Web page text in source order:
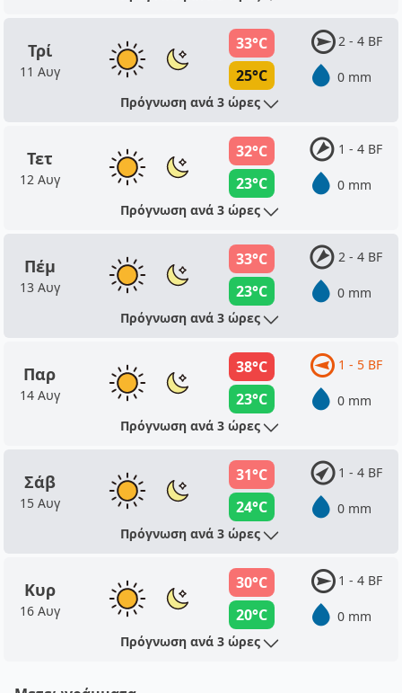
Τρί
11 Αυγ
33°C
25°C
2 - 4 BF
0 mm
Πρόγνωση ανά 3 ώρες
Τετ
12 Αυγ
32°C
23°C
1 - 4 BF
0 mm
Πρόγνωση ανά 3 ώρες
Πέμ
13 Αυγ
33°C
23°C
2 - 4 BF
0 mm
Πρόγνωση ανά 3 ώρες
Παρ
14 Αυγ
38°C
23°C
1 - 5 BF
0 mm
Πρόγνωση ανά 3 ώρες
Σάβ
15 Αυγ
31°C
24°C
1 - 4 BF
0 mm
Πρόγνωση ανά 3 ώρες
Κυρ
16 Αυγ
30°C
20°C
1 - 4 BF
0 mm
Πρόγνωση ανά 3 ώρες